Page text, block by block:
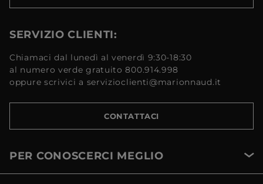
SERVIZIO CLIENTI:
Chiamaci dal lunedì al venerdì 9:30-18:30
al numero verde gratuito 800.914.998
oppure scrivici a servizioclienti@marionnaud.it
CONTATTACI
PER CONOSCERCI MEGLIO